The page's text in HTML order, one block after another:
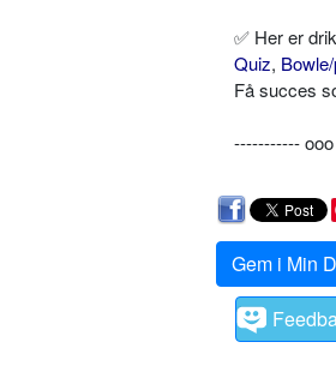
✅ Her er
Quiz,
Få succes
-----------
Gem i Min